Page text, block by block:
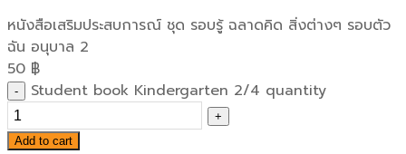
หนังสือเสริมประสบการณ์ ชุด รอบรู้ ฉลาดคิด สิ่งต่างๆ รอบตัว
ฉัน อนุบาล 2
50 ฿
Student book Kindergarten 2/4 quantity
Add to cart